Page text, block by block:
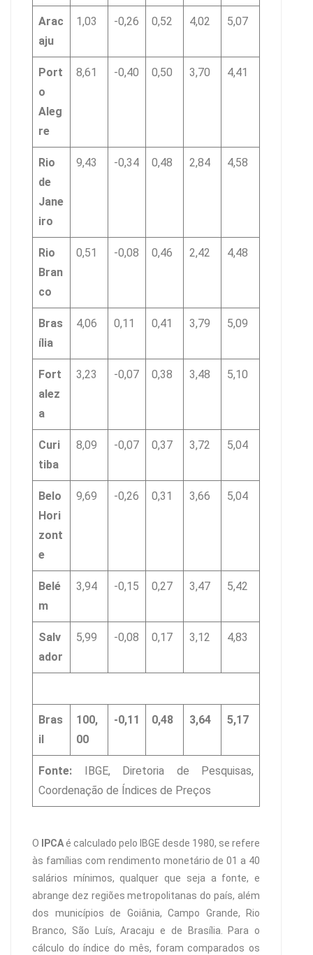
Arac
aju
1,03 -0,26 0,52 4,02 5,07
Port
o
Aleg
re
8,61 -0,40 0,50 3,70 4,41
Rio
de
Jane
iro
9,43 -0,34 0,48 2,84 4,58
Rio
Bran
co
0,51 -0,08 0,46 2,42 4,48
Bras
ília
4,06 0,11 0,41 3,79 5,09
Fort
alez
a
3,23 -0,07 0,38 3,48 5,10
Curi
tiba
8,09 -0,07 0,37 3,72 5,04
Belo
Hori
zont
e
9,69 -0,26 0,31 3,66 5,04
Belé
m
3,94 -0,15 0,27 3,47 5,42
Salv
ador
5,99 -0,08 0,17 3,12 4,83
Bras
il
100,
00
-0,11 0,48 3,64 5,17
Fonte: IBGE, Diretoria de Pesquisas,
Coordenação de Índices de Preços
O IPCAé calculado pelo IBGE desde 1980, se refere
às famílias com rendimento monetário de 01 a 40
salários mínimos, qualquer que seja a fonte, e
abrange dez regiões metropolitanas do país, além
dos municípios de Goiânia, Campo Grande, Rio
Branco, São Luís, Aracaju e de Brasília. Para o
cálculo do índice do mês, foram comparados os